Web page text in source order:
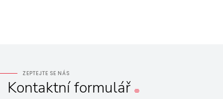
ZEPTEJTE SE NÁS
Kontaktníformulář